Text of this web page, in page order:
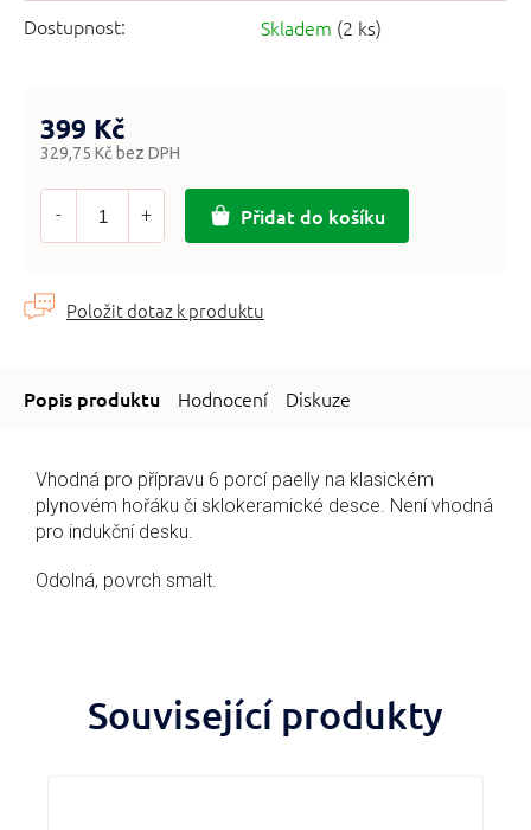
Dostupnost: Skladem (2 ks)
399 Kč
329,75 Kč bez DPH
Měrná
Přidat do košíku
Související produkty
Hodnocení Diskuze
Vhodná pro přípravu 6 porcí paelly na klasickém
plynovém hořáku či sklokeramické desce. Není vhodná
pro indukční desku.
Odolná, povrch smalt.